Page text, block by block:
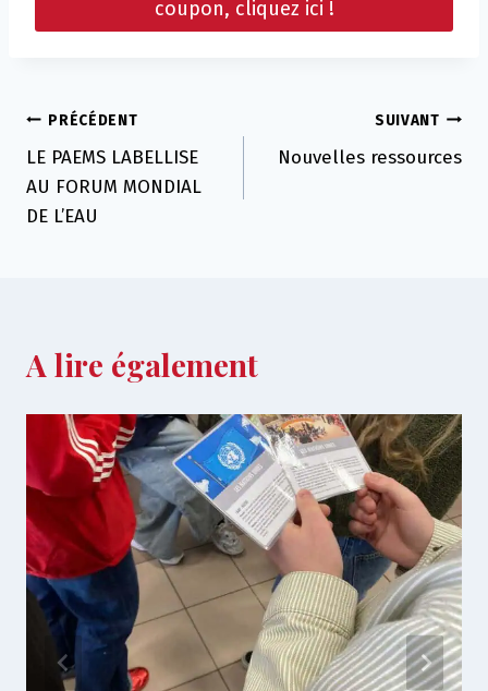
coupon, cliquez ici !
Navigation
de
l’article
PRÉCÉDENT
LE PAEMS LABELLISE
AU FORUM MONDIAL
DE L’EAU
SUIVANT
Nouvelles ressources
A lire également